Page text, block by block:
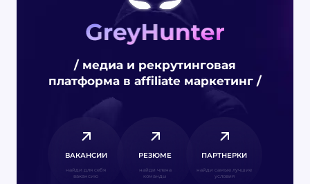
/ медиа и рекрутинговая
платформа в affiliate маркетинг /
ВАКАНСИИ
найди для себя
вакансию
РЕЗЮМЕ
найди члена
команды
ПАРТНЕРКИ
найди самые лучшие
условия